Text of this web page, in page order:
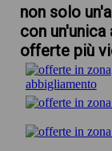
non solo
con
offerte più